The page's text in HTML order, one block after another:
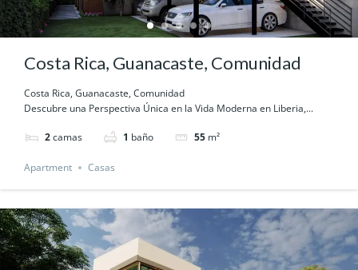
Costa Rica, Guanacaste, Comunidad
Costa Rica, Guanacaste, Comunidad
Descubre una Perspectiva Única en la Vida Moderna en Liberia,...
2camas 1 baño 55 m²
Apartment Casas